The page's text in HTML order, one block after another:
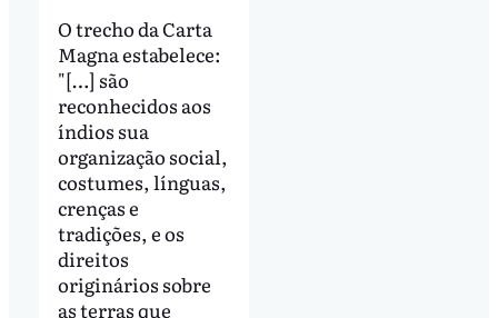
O trecho da Carta
Magna estabelece:
"[…] são
reconhecidos aos
índios sua
organização social,
costumes, línguas,
crenças e
tradições, e os
direitos
originários sobre
as terras que